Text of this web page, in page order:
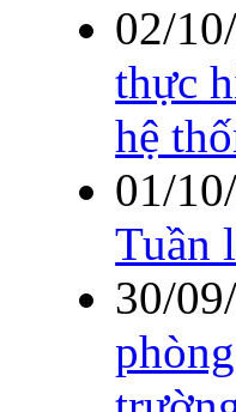
02/
thực
hệ
01/
Tuần
30/